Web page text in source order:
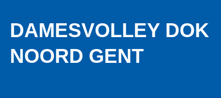
DAMESVOLLEY DOK
NOORD GENT